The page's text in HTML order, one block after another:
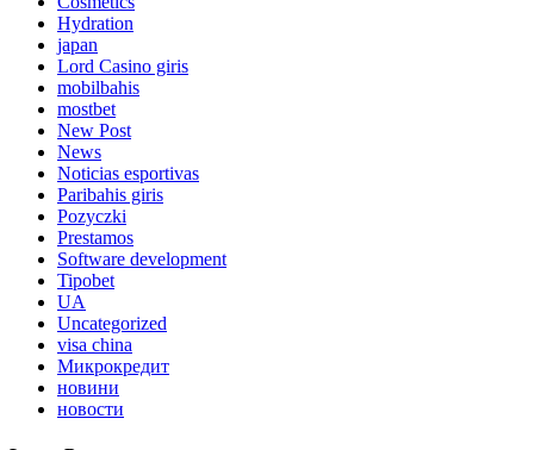
Hydration
japan
Lord Сasino giris
mobilbahis
mostbet
New Post
News
Noticias esportivas
Paribahis giris
Pozyczki
Prestamos
Software development
Tipobet
UA
Uncategorized
visa china
Микрокредит
новини
новости